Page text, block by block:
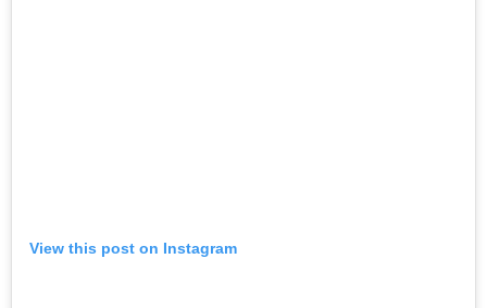
View this post on Instagram